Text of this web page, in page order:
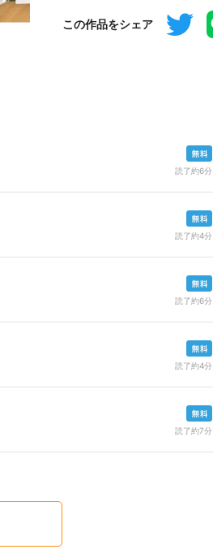
この作品をシェア
読了約6分
読了約4分
読了約6分
読了約4分
読了約7分